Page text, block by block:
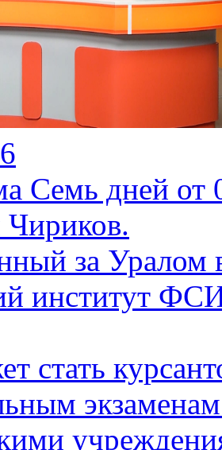
Семь дней от
за Уралом
институт
стать